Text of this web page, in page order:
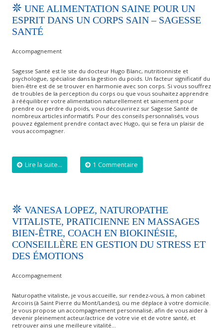
UNE ALIMENTATION SAINE POUR UN
ESPRIT DANS UN CORPS SAIN – SAGESSE
SANTÉ
Accompagnement
Sagesse Santé est le site du docteur Hugo Blanc, nutritionniste et
psychologue, spécialise dans la gestion du poids. Un facteur significatif du
bien-être est de se trouver en harmonie avec son corps. Si vous souffrez
de troubles de la perception du corps ou que vous souhaitez apprendre
à rééquilibrer votre alimentation naturellement et sainement pour
prendre ou perdre du poids, vous découvrirez sur Sagesse Santé de
nombreux articles informatifs. Pour des conseils personnalisés, vous
pouvez également prendre contact avec Hugo, qui se fera un plaisir de
vous accompagner.
Lire la suite... 1 Commentaire
VANESA LOPEZ, NATUROPATHE
VITALISTE, PRATICIENNE EN MASSAGES
BIEN-ÊTRE, COACH EN BIOKINÉSIE,
CONSEILLÈRE EN GESTION DU STRESS ET
DES ÉMOTIONS
Accompagnement
Naturopathe vitaliste, je vous accueille, sur rendez-vous, à mon cabinet
Arcoiris (à Saint Pierre du Mont/Landes), ou me déplace à votre domicile.
Je vous propose un accompagnement personnalisé, afin de vous aider à
devenir pleinement acteur/actrice de votre vie et de votre santé, et
retrouver ainsi une meilleure vitalité…